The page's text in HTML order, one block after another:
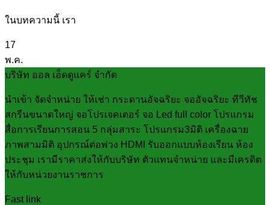
ในบทความนี้ เรา
17
พ.ค.
บริษัท ออล เอ็ดดูแคร์ จำกัด
นำเข้า จัดจำหน่าย ให้เช่า กระดานอัจฉริยะ จออัจฉริยะ ทีวีทัช
สกรีนขนาดใหญ่ จอโปรเจคเตอร์ จอ Led full color โปรแกรม
สื่อการเรียนการสอน 5 กลุ่มสาระ โปรแกรม3มิติ เครื่องฉาย
ภาพสามมิติ อุปกรณ์ต่อพ่วง HDMI รับออกแบบห้องเรียน ห้อง
ประชุม เรามีราคาส่งให้กับบริษัท ตัวแทนจำหน่าย และมีเครดิต
ให้กับหน่วยงานราชการ
Fast link